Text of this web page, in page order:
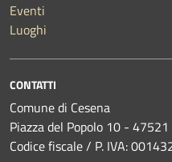
Eventi
Luoghi
CONTATTI
Comune di Cesena
Piazza del Popolo 10 - 47521
Codice fiscale / P. IVA: